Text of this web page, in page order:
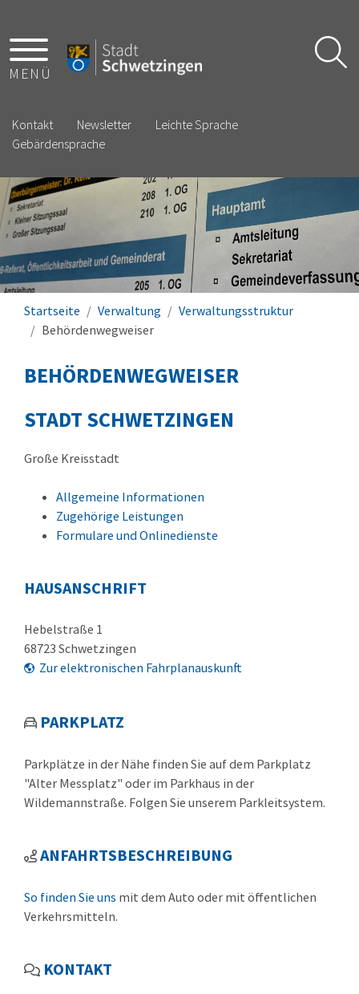
MENÜ
Kontakt Newsletter
Leichte Sprache
Gebärdensprache
Startseite Verwaltung
Verwaltungsstruktur
Behördenwegweiser
BEHÖRDENWEGWEISER
STADT SCHWETZINGEN
Große Kreisstadt
Allgemeine Informationen
Zugehörige Leistungen
Formulare und Onlinedienste
HAUSANSCHRIFT
Hebelstraße 1
68723 Schwetzingen
Zur elektronischen Fahrplanauskunft
PARKPLATZ
Parkplätze in der Nähe finden Sie auf dem Parkplatz
"Alter Messplatz" oder im Parkhaus in der
Wildemannstraße. Folgen Sie unserem Parkleitsystem.
ANFAHRTSBESCHREIBUNG
So finden Sie uns mit dem Auto oder mit öffentlichen
Verkehrsmitteln.
KONTAKT